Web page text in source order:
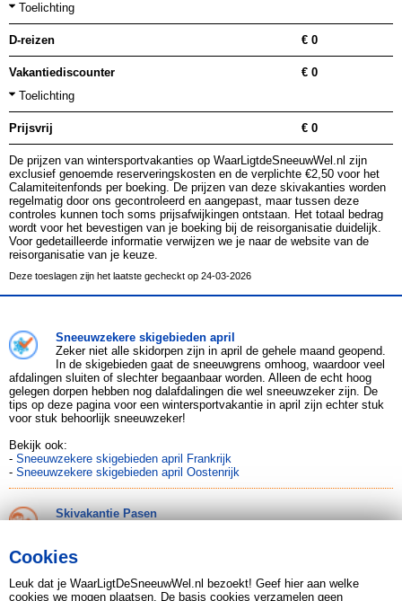
Sneeuwzekere skigebieden april
Zeker niet alle skidorpen zijn in april de gehele maand geopend.
In de skigebieden gaat de sneeuwgrens omhoog, waardoor veel
afdalingen sluiten of slechter begaanbaar worden. Alleen de echt hoog
gelegen dorpen hebben nog dalafdalingen die wel sneeuwzeker zijn. De
tips op deze pagina voor een wintersportvakantie in april zijn echter stuk
voor stuk behoorlijk sneeuwzeker!
Bekijk ook:
- Sneeuwzekere skigebieden april Frankrijk
- Sneeuwzekere skigebieden april Oostenrijk
Skivakantie Pasen
hooggelegen skigebieden als Val Thorens, Tignes en Solden. Maar ook
een minder bekend bestemming als Voss in Noorwegen is bijzonder
sneeuwzeker in april!
Toelichting
D-reizen € 0
Vakantiediscounter
€ 0
Toelichting
Prijsvrij € 0
De prijzen van wintersportvakanties op WaarLigtdeSneeuwWel.nl zijn
exclusief genoemde reserveringskosten en de verplichte €2,50 voor het
Calamiteitenfonds per boeking. De prijzen van deze skivakanties worden
regelmatig door ons gecontroleerd en aangepast, maar tussen deze
controles kunnen toch soms prijsafwijkingen ontstaan. Het totaal bedrag
wordt voor het bevestigen van je boeking bij de reisorganisatie duidelijk.
Voor gedetailleerde informatie verwijzen we je naar de website van de
reisorganisatie van je keuze.
Deze toeslagen zijn het laatste gecheckt op 24-03-2026
Cookies
Leuk dat je WaarLigtDeSneeuwWel.nl bezoekt! Geef hier aan welke
cookies we mogen plaatsen. De basis cookies verzamelen geen